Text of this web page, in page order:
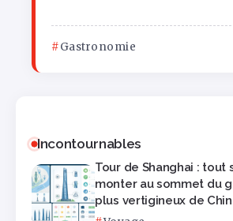
Gastronomie
Incontournables
Tour de Shanghai : tout
monter au sommet du
plus vertigineux de